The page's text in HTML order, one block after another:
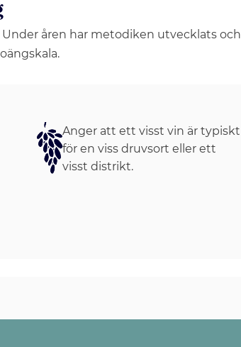
åren har metodiken utvecklats och
Anger att ett visst vin är typiskt
för en viss druvsort eller ett
visst distrikt.